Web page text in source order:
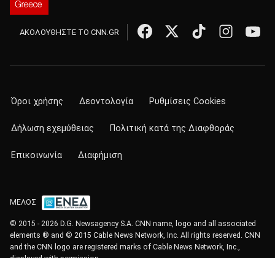
ΑΚΟΛΟΥΘΗΣΤΕ ΤΟ CNN.GR
Όροι χρήσης Δεοντολογία Ρυθμίσεις Cookies
Δήλωση εχεμύθειας Πολιτική κατά της Διαφθοράς
Επικοινωνία Διαφήμιση
ΜΕΛΟΣ
© 2015 - 2026 D.G. Newsagency S.A. CNN name, logo and all associated
elements ® and © 2015 Cable News Network, Inc. All rights reserved. CNN
and the CNN logo are registered marks of Cable News Network, Inc.,